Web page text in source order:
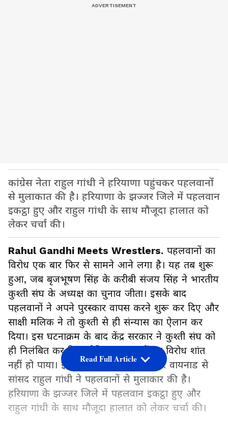
कांग्रेस नेता राहुल गांधी ने हरियाणा पहुंचकर पहलवानों
से मुलाकात की है। हरियाणा के झज्जर जिले में पहलवान
इकट्ठा हुए और राहुल गांधी के साथ मौजूदा हालात को
लेकर चर्चा की।
Rahul Gandhi Meets Wrestlers. पहलवानों का
विरोध एक बार फिर से सामने आने लगा है। यह तब शुरू
हुआ, जब बृजभूषण सिंह के करीबी संजय सिंह ने भारतीय
कुश्ती संघ के अध्यक्ष का चुनाव जीता। इसके बाद
पहलवानों ने अपने पुरस्कार वापस करने शुरू कर दिए और
साक्षी मलिक ने तो कुश्ती से ही संन्यास का ऐलान कर
दिया। इस घटनाक्रम के बाद केंद्र सरकार ने कुश्ती संघ को
ही निलंबित कर दिया लेकिन पहलवानों का विरोध शांत
नहीं हो पाया। इसी कड़ी में कांग्रेस नेता और वायनाड से
सांसद राहुल गांधी ने पहलवानों से मुलाकार की है।
हरियाणा के झज्जर जिले में पहलवान इकट्ठा हुए और
राहुल गांधी के साथ मौजूदा हालात को लेकर चर्चा की।
Read Full Article